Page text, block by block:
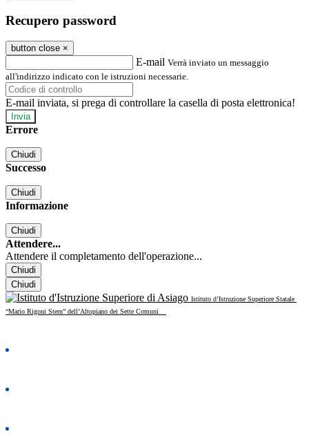
Recupero password
button close ×
E-mail Verrà inviato un messaggio
all'indirizzo indicato con le istruzioni necessarie.
E-mail inviata, si prega di controllare la casella di posta elettronica!
Errore
Chiudi
Successo
Chiudi
Informazione
Chiudi
Attendere...
Attendere il completamento dell'operazione...
Chiudi
Chiudi
Istituto d’Istruzione Superiore Statale
“Mario Rigoni Stern” dell’Altopiano dei Sette Comuni